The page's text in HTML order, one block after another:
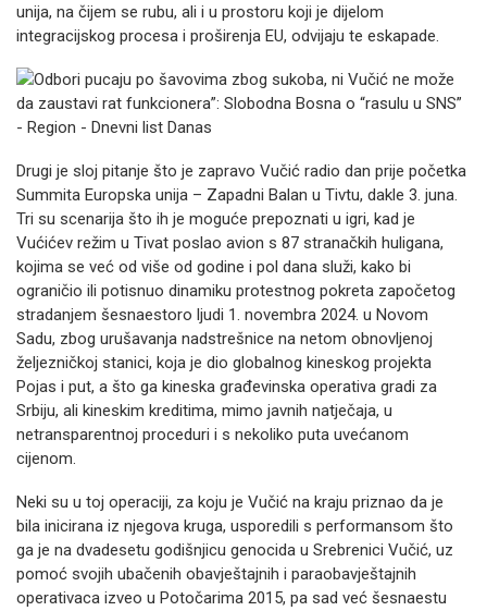
unija, na čijem se rubu, ali i u prostoru koji je dijelom
integracijskog procesa i proširenja EU, odvijaju te eskapade.
Drugi je sloj pitanje što je zapravo Vučić radio dan prije početka
Summita Europska unija – Zapadni Balan u Tivtu, dakle 3. juna.
Tri su scenarija što ih je moguće prepoznati u igri, kad je
Vućićev režim u Tivat poslao avion s 87 stranačkih huligana,
kojima se već od više od godine i pol dana služi, kako bi
ograničio ili potisnuo dinamiku protestnog pokreta započetog
stradanjem šesnaestoro ljudi 1. novembra 2024. u Novom
Sadu, zbog urušavanja nadstrešnice na netom obnovljenoj
željezničkoj stanici, koja je dio globalnog kineskog projekta
Pojas i put, a što ga kineska građevinska operativa gradi za
Srbiju, ali kineskim kreditima, mimo javnih natječaja, u
netransparentnoj proceduri i s nekoliko puta uvećanom
cijenom.
Neki su u toj operaciji, za koju je Vučić na kraju priznao da je
bila inicirana iz njegova kruga, usporedili s performansom što
ga je na dvadesetu godišnjicu genocida u Srebrenici Vučić, uz
pomoć svojih ubačenih obavještajnih i paraobavještajnih
operativaca izveo u Potočarima 2015, pa sad već šesnaestu